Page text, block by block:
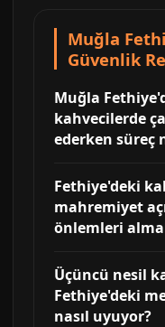
Muğla
Güvenlik
Muğla
kahvecilerde
ederken süreç
Fethiye'deki
mahremiyet
önlemleri
Üçüncü nesil
Fethiye'deki
nasıl uyuyor?